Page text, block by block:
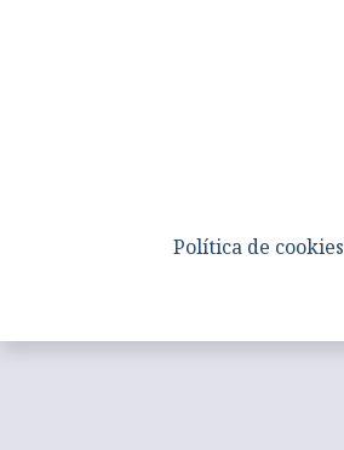
Política de cookies